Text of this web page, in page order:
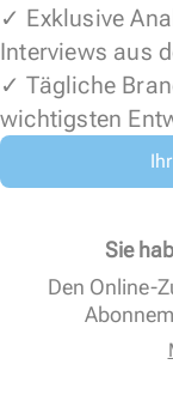
✓ Exklusive
Interviews aus
✓ Tägliche
wichtigsten
Sie
Den Online-